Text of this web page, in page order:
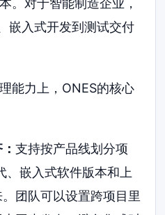
。对于智能制造企业，
嵌入式开发到测试交付
能力上，ONES的核心
支持按产品线划分项
、嵌入式软件版本和上
团队可以设置跨项目里